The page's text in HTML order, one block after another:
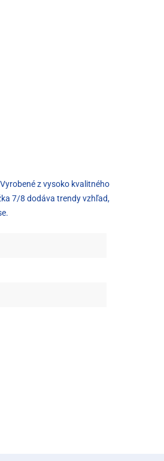
z vysoko kvalitného
7/8 dodáva trendy vzhľad,